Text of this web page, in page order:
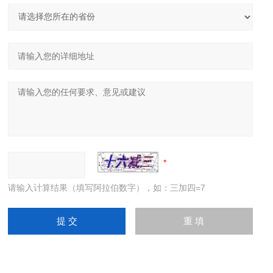
请输入计算结果（填写阿拉伯数字），如：三加四=7